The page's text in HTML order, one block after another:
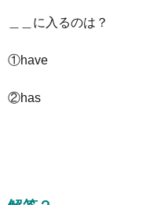
＿＿に入るのは？
①have
②has